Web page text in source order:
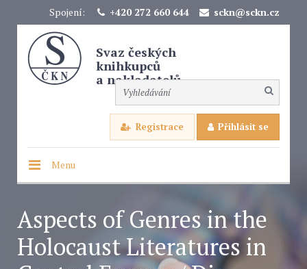
Spojení: +420 272 660 644 sckn@sckn.cz
Svaz českých
knihkupců
a nakladatelů
Registrace Přihlásit se
Menu
Aspects of Genres in the
Holocaust Literatures in